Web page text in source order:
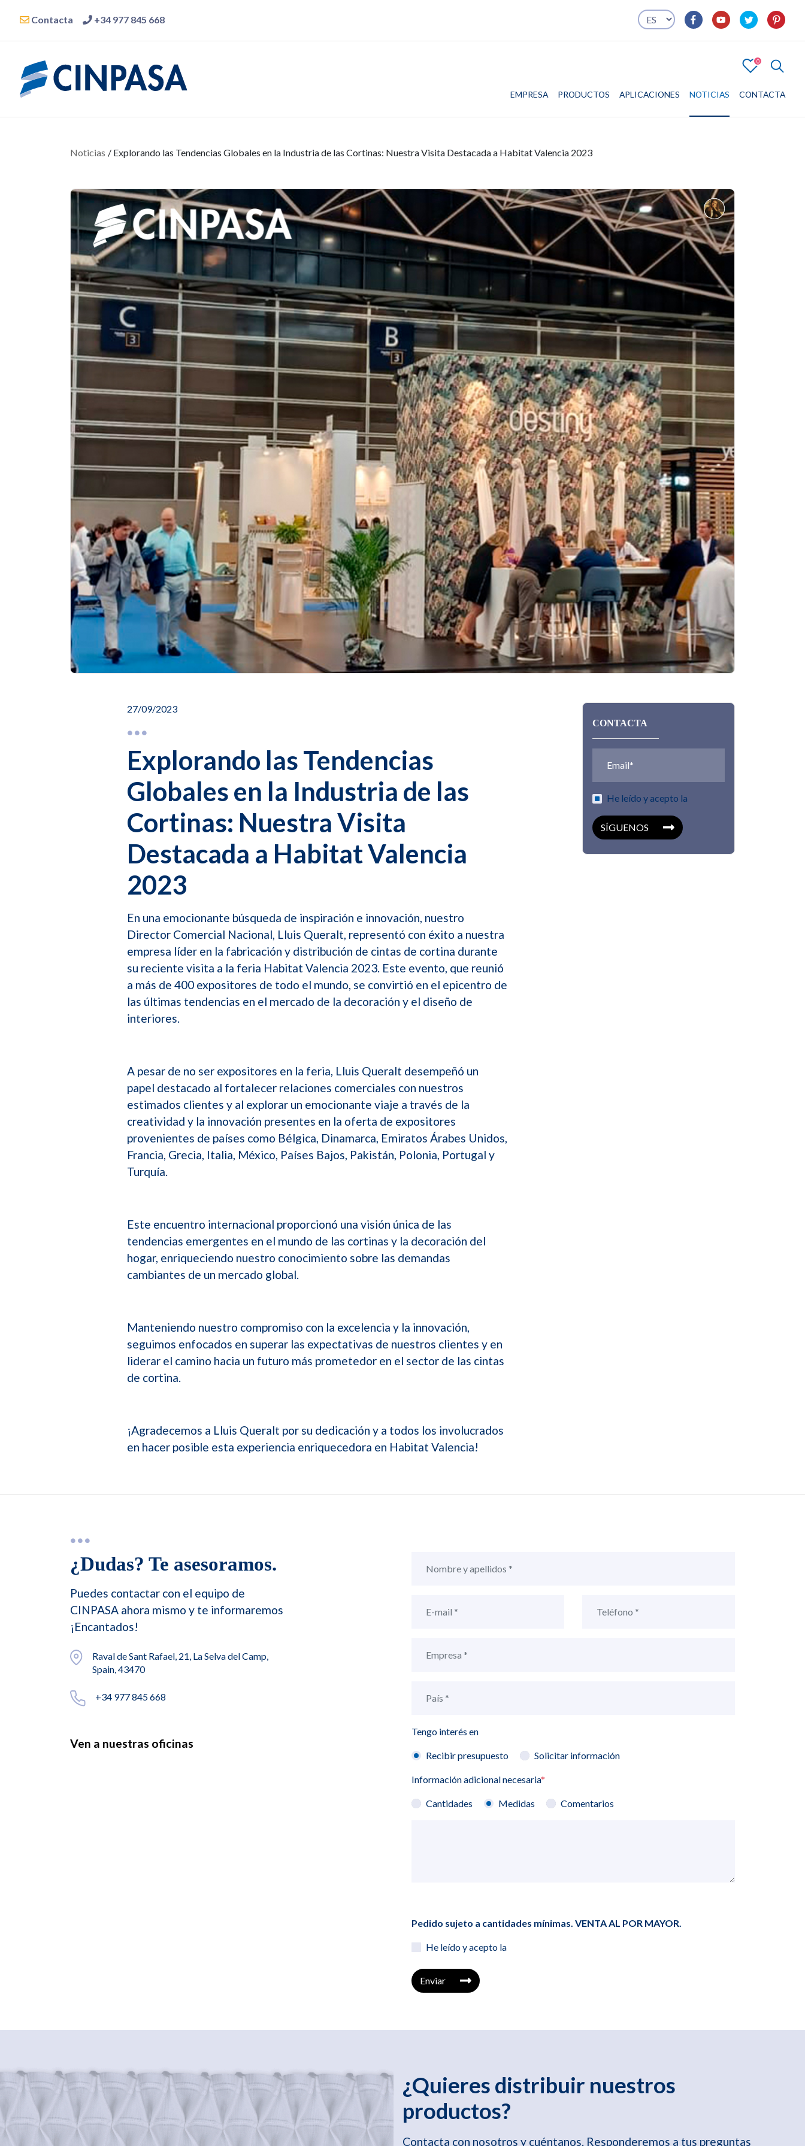
Contacta +34 977 845 668
0
EMPRESA PRODUCTOS APLICACIONES NOTICIAS CONTACTA
4
EMPRESA PRODUCTOS APLICACIONES CONTACTA
Noticias / Explorando las Tendencias Globales en la Industria de las Cortinas: Nuestra Visita Destacada a Habitat Valencia 2023
27/09/2023
Explorando las Tendencias
Globales en la Industria de las
Cortinas: Nuestra Visita
Destacada a Habitat Valencia
2023
En una emocionante búsqueda de inspiración e innovación, nuestro
Director Comercial Nacional, Lluis Queralt, representó con éxito a nuestra
empresa líder en la fabricación y distribución de cintas de cortina durante
su reciente visita a la feria Habitat Valencia 2023. Este evento, que reunió
a más de 400 expositores de todo el mundo, se convirtió en el epicentro de
las últimas tendencias en el mercado de la decoración y el diseño de
interiores.
A pesar de no ser expositores en la feria, Lluis Queralt desempeñó un
papel destacado al fortalecer relaciones comerciales con nuestros
estimados clientes y al explorar un emocionante viaje a través de la
creatividad y la innovación presentes en la oferta de expositores
provenientes de países como Bélgica, Dinamarca, Emiratos Árabes Unidos,
Francia, Grecia, Italia, México, Países Bajos, Pakistán, Polonia, Portugal y
Turquía.
Este encuentro internacional proporcionó una visión única de las
tendencias emergentes en el mundo de las cortinas y la decoración del
hogar, enriqueciendo nuestro conocimiento sobre las demandas
cambiantes de un mercado global.
Manteniendo nuestro compromiso con la excelencia y la innovación,
seguimos enfocados en superar las expectativas de nuestros clientes y en
liderar el camino hacia un futuro más prometedor en el sector de las cintas
de cortina.
¡Agradecemos a Lluis Queralt por su dedicación y a todos los involucrados
en hacer posible esta experiencia enriquecedora en Habitat Valencia!
CONTACTA
He leído y acepto la
SÍGUENOS
¿Dudas? Te asesoramos.
Puedes contactar con el equipo de
CINPASA ahora mismo y te informaremos
¡Encantados!
Raval de Sant Rafael, 21, La Selva del Camp,
Spain, 43470
+34 977 845 668
Ven a nuestras oficinas
Tengo interés en
Recibir presupuesto Solicitar información
Información adicional necesaria*
Cantidades Medidas Comentarios
Pedido sujeto a cantidades mínimas. VENTA AL POR MAYOR.
He leído y acepto la
Enviar
¿Quieres distribuir nuestros
productos?
Contacta con nosotros y cuéntanos. Responderemos a tus preguntas